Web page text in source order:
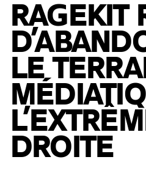
RAGEKIT
LE
DROITE